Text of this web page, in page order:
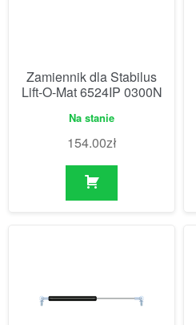
Zamiennik dla Stabilus
Lift-O-Mat 6524IP 0300N
Na stanie
154.00zł